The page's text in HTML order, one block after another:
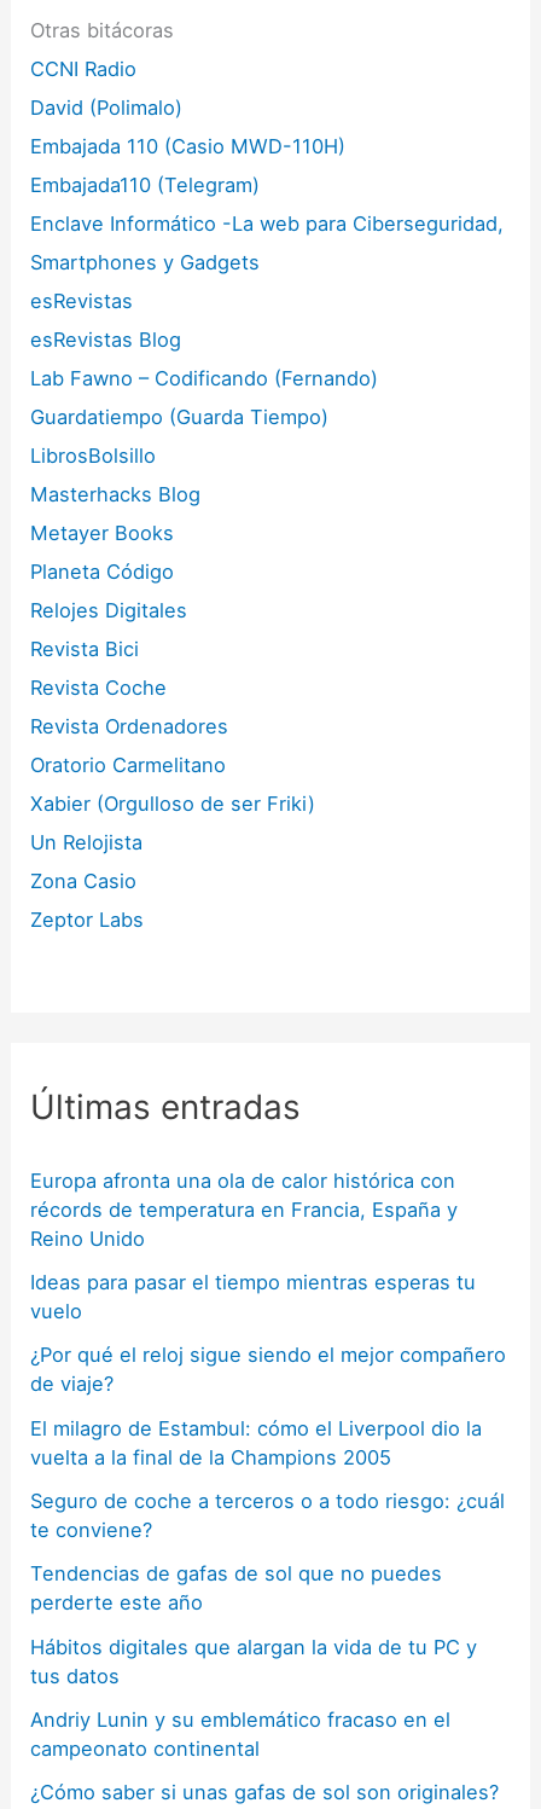
Otras bitácoras
CCNI Radio
David (Polimalo)
Embajada 110 (Casio MWD-110H)
Embajada110 (Telegram)
Enclave Informático -La web para Ciberseguridad,
Smartphones y Gadgets
esRevistas
esRevistas Blog
Lab Fawno – Codificando (Fernando)
Guardatiempo (Guarda Tiempo)
LibrosBolsillo
Masterhacks Blog
Metayer Books
Planeta Código
Relojes Digitales
Revista Bici
Revista Coche
Revista Ordenadores
Oratorio Carmelitano
Xabier (Orgulloso de ser Friki)
Un Relojista
Zona Casio
Zeptor Labs
Últimas entradas
Europa afronta una ola de calor histórica con
récords de temperatura en Francia, España y
Reino Unido
Ideas para pasar el tiempo mientras esperas tu
vuelo
¿Por qué el reloj sigue siendo el mejor compañero
de viaje?
El milagro de Estambul: cómo el Liverpool dio la
vuelta a la final de la Champions 2005
Seguro de coche a terceros o a todo riesgo: ¿cuál
te conviene?
Tendencias de gafas de sol que no puedes
perderte este año
Hábitos digitales que alargan la vida de tu PC y
tus datos
Andriy Lunin y su emblemático fracaso en el
campeonato continental
¿Cómo saber si unas gafas de sol son originales?